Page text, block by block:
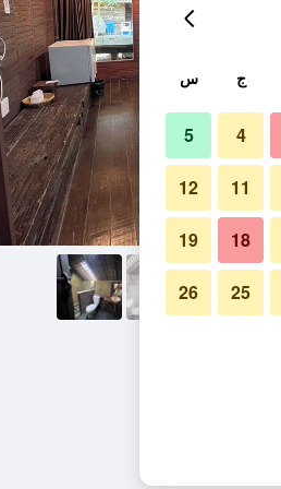
ج س
4
5
11
12
18
19
25
26